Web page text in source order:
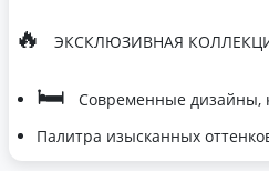
🔥 ЭКСКЛЮЗИВНАЯ
🛏
Современные дизайны,
Палитра изысканных